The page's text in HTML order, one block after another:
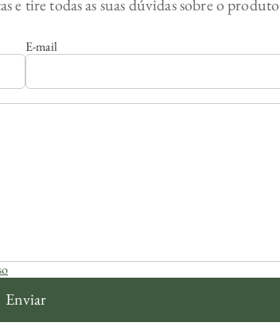
e tire todas as suas dúvidas sobre o produto
E-mail
Enviar